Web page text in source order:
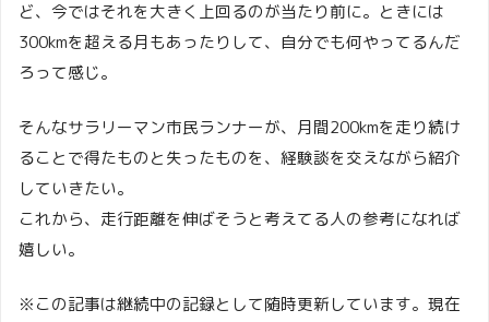
ど、今ではそれを大きく上回るのが当たり前に。ときには
300kmを超える月もあったりして、自分でも何やってるんだ
ろって感じ。
そんなサラリーマン市民ランナーが、月間200kmを走り続け
ることで得たものと失ったものを、経験談を交えながら紹介
していきたい。
これから、走行距離を伸ばそうと考えてる人の参考になれば
嬉しい。
※この記事は継続中の記録として随時更新しています。現在